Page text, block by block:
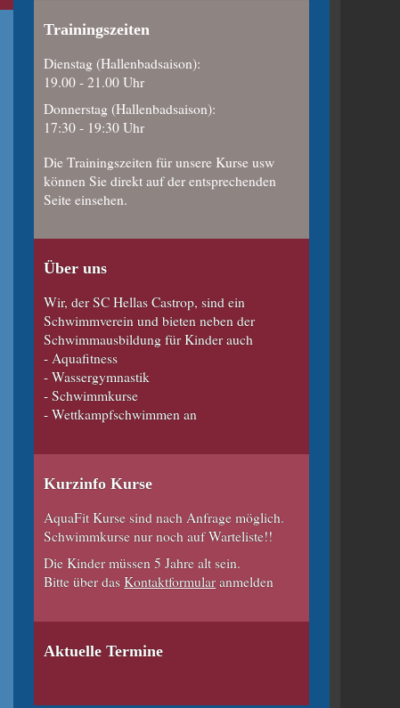
Trainingszeiten
Dienstag (Hallenbadsaison):
19.00 - 21.00 Uhr
Donnerstag (Hallenbadsaison):
17:30 - 19:30 Uhr
Die Trainingszeiten für unsere Kurse usw
können Sie direkt auf der entsprechenden
Seite einsehen.
Über uns
Wir, der SC Hellas Castrop, sind ein
Schwimmverein und bieten neben der
Schwimmausbildung für Kinder auch
- Aquafitness
- Wassergymnastik
- Schwimmkurse
- Wettkampfschwimmen an
Kurzinfo Kurse
AquaFit Kurse sind nach Anfrage möglich.
Schwimmkurse nur noch auf Warteliste!!
Die Kinder müssen 5 Jahre alt sein.
Bitte über dasKontaktformularanmelden
Aktuelle Termine